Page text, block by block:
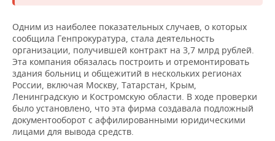
Одним из наиболее показательных случаев, о которых
сообщила Генпрокуратура, стала деятельность
организации, получившей контракт на 3,7 млрд рублей.
Эта компания обязалась построить и отремонтировать
здания больниц и общежитий в нескольких регионах
России, включая Москву, Татарстан, Крым,
Ленинградскую и Костромскую области. В ходе проверки
было установлено, что эта фирма создавала подложный
документооборот с аффилированными юридическими
лицами для вывода средств.